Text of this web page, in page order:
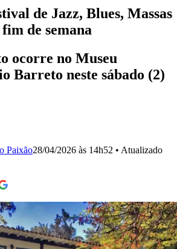
de Jazz, Blues, Massas
de semana
ocorre no Museu
Barreto neste sábado (2)
Paixão28/04/2026 às 14h52 • Atualizado